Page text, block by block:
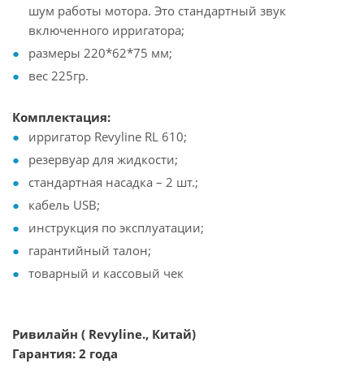
шум работы мотора. Это стандартный звук
включенного ирригатора;
размеры 220*62*75 мм;
вес 225гр.
Комплектация:
ирригатор Revyline RL 610;
резервуар для жидкости;
стандартная насадка – 2 шт.;
кабель USB;
инструкция по эксплуатации;
гарантийный талон;
товарный и кассовый чек
Ривилайн ( Revyline., Китай)
Гарантия: 2 года